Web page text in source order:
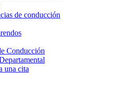
de conducción
Conducción
una cita